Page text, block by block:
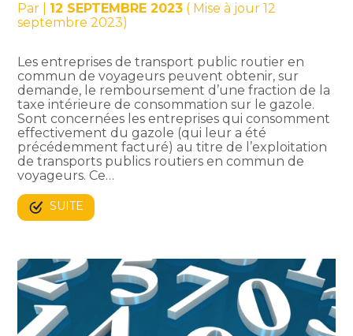
Par 12 SEPTEMBRE 2023 ( Mise à jour 12
septembre 2023)
Les entreprises de transport public routier en
commun de voyageurs peuvent obtenir, sur
demande, le remboursement d’une fraction de la
taxe intérieure de consommation sur le gazole.
Sont concernées les entreprises qui consomment
effectivement du gazole (qui leur a été
précédemment facturé) au titre de l’exploitation
de transports publics routiers en commun de
voyageurs. Ce…
SUITE